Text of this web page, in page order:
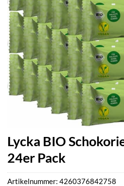
Lycka BIO
24er Pack
Artikelnummer: 4260376842758